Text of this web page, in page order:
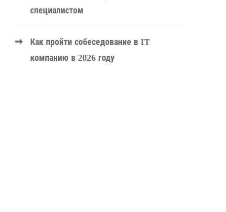
специалистом
Как пройти собеседование в IT
компанию в 2026 году